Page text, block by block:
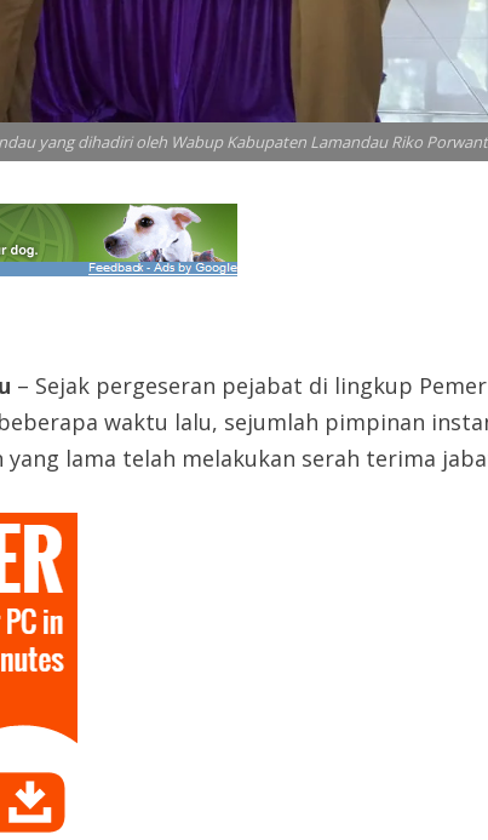
yang dihadiri oleh Wabup Kabupaten Lamandau Riko
– Sejak pergeseran pejabat di lingkup
waktu lalu, sejumlah pimpinan
lama telah melakukan serah terima